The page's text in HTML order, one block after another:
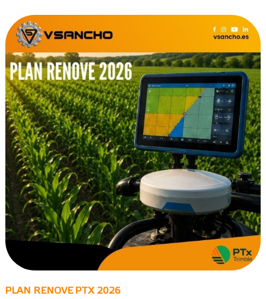
PLAN RENOVE PTX 2026